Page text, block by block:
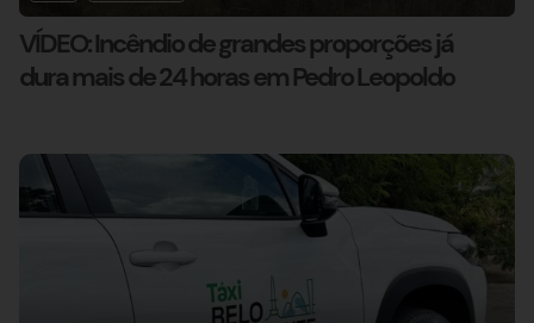
VÍDEO: Incêndio de grandes proporções já
dura mais de 24 horas em Pedro Leopoldo